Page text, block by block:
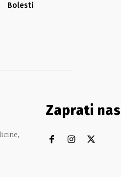
Bolesti
Zaprati nas